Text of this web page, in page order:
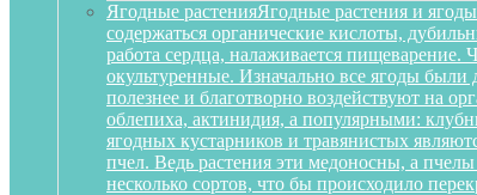
Ягодные растенияЯгодные растения и
содержаться органические кислоты,
работа сердца, налаживается
окультуренные. Изначально все ягоды были
полезнее и благотворно воздействуют на
облепиха, актинидия, а популярными:
ягодных кустарников и травянистых
пчел. Ведь растения эти медоносны, а
несколько сортов, что бы происходило